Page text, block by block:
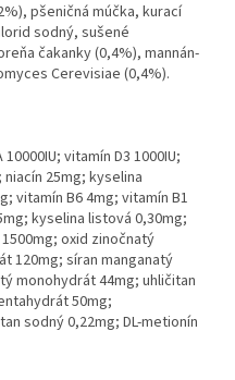
pšeničná múčka, kurací
sodný, sušené
čakanky (0,4%), mannán-
Cerevisiae (0,4%).
vitamín D3 1000IU;
niacín 25mg; kyselina
vitamín B6 4mg; vitamín B1
kyselina listová 0,30mg;
oxid zinočnatý
120mg; síran manganatý
monohydrát 44mg; uhličitan
50mg;
sodný 0,22mg; DL-metionín